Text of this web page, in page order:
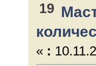
19
« :